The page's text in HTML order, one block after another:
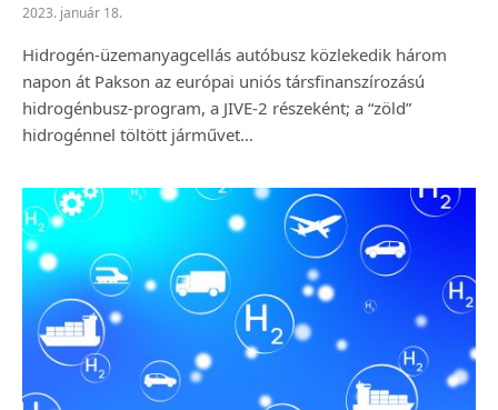
2023. január 18.
Hidrogén-üzemanyagcellás autóbusz közlekedik három
napon át Pakson az európai uniós társfinanszírozású
hidrogénbusz-program, a JIVE-2 részeként; a “zöld”
hidrogénnel töltött járművet…